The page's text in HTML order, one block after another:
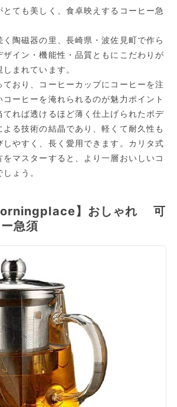
とても美しく、食卓映えするコーヒー急
陶磁器の里、長崎県・波佐見町で作ら
ザイン・機能性・品質ともにこだわりが
まれています。
おり、コーヒーカップにコーヒーを注
コーヒーを淹れられるのが魅力ポイント
てれば透けるほど薄く仕上げられたボデ
よる技術の結晶であり、軽くて耐久性も
しやすく、長く愛用できます。カリタ式
マスターすると、より一層おいしいコ
ょう。
】おしゃれ 可
急須